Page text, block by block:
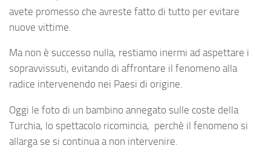
avete promesso che avreste fatto di tutto per evitare
nuove vittime.
Ma non è successo nulla, restiamo inermi ad aspettare i
sopravvissuti, evitando di affrontare il fenomeno alla
radice intervenendo nei Paesi di origine.
Oggi le foto di un bambino annegato sulle coste della
Turchia, lo spettacolo ricomincia, perchè il fenomeno si
allarga se si continua a non intervenire.